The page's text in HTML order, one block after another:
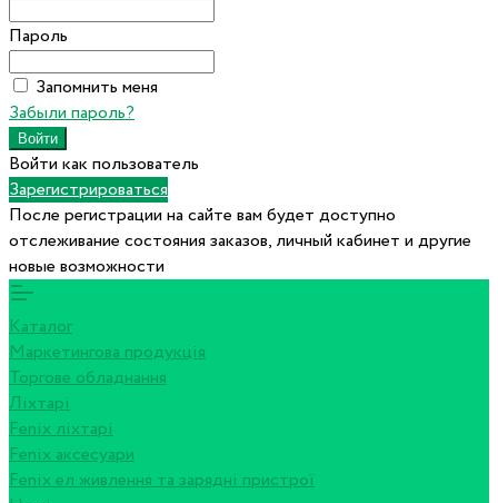
Пароль
Запомнить меня
Забыли пароль?
Войти как пользователь
Зарегистрироваться
После регистрации на сайте вам будет доступно
отслеживание состояния заказов, личный кабинет и другие
новые возможности
Каталог
Маркетингова продукція
Торгове обладнання
Ліхтарі
Fenix ліхтарі
Fenix аксесуари
Fenix ел живлення та зарядні пристрої